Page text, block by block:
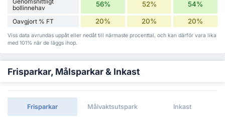
bollinnehav
56% 52% 54%
Oavgjort % FT 20% 20% 20%
Viss data avrundas uppåt eller nedåt till närmaste procenttal, och kan därför vara lika
med 101% när de läggs ihop.
Frisparkar, Målsparkar & Inkast
Frisparkar Målvaktsutspark Inkast